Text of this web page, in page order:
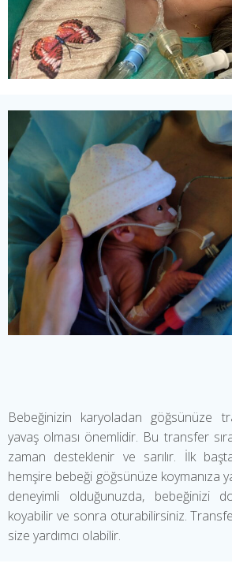
Bebeğinizin karyoladan göğsünüze
yavaş olması önemlidir. Bu transfer
zaman desteklenir ve sarılır. İlk
hemşire bebeği göğsünüze koymanıza
deneyimli olduğunuzda, bebeğinizi
koyabilir ve sonra oturabilirsiniz.
size yardımcı olabilir.